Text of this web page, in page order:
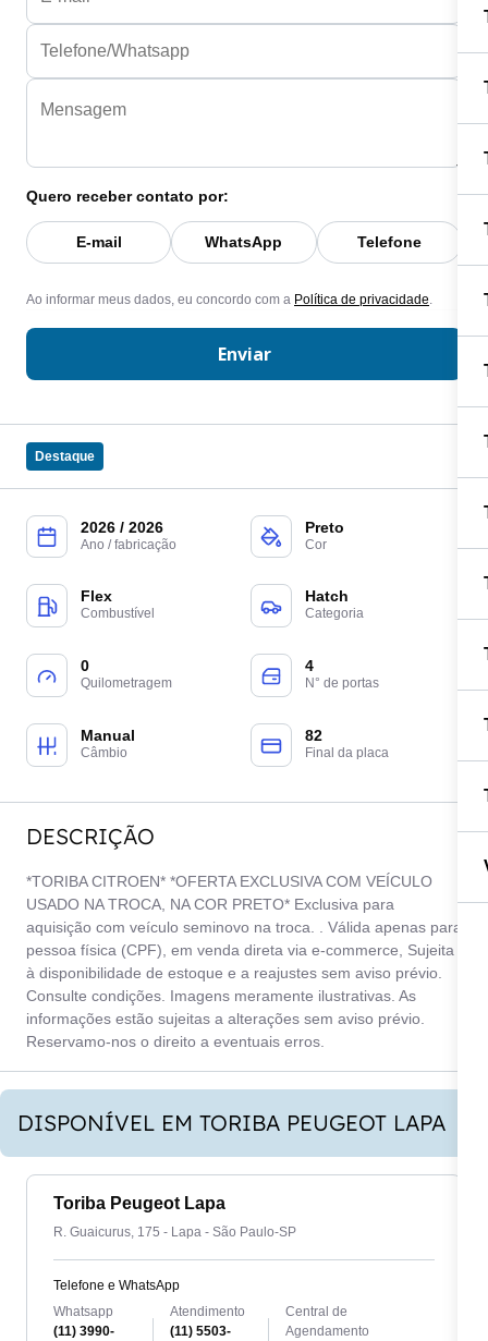
Destaque
2026 / 2026
Ano / fabricação
Preto
Cor
Flex
Combustível
Hatch
Categoria
0
Quilometragem
4
N° de portas
Manual
Câmbio
82
Final da placa
DESCRIÇÃO
*TORIBA CITROEN* *OFERTA EXCLUSIVA COM VEÍCULO
USADO NA TROCA, NA COR PRETO* Exclusiva para
aquisição com veículo seminovo na troca. . Válida apenas para
pessoa física (CPF), em venda direta via e-commerce, Sujeita
à disponibilidade de estoque e a reajustes sem aviso prévio.
Consulte condições. Imagens meramente ilustrativas. As
informações estão sujeitas a alterações sem aviso prévio.
Reservamo-nos o direito a eventuais erros.
DISPONÍVEL EM TORIBA PEUGEOT LAPA
Toriba Peugeot Lapa
R. Guaicurus, 175 - Lapa - São Paulo-SP
Telefone e WhatsApp
Whatsapp
(11) 3990-
Atendimento
(11) 5503-
Central de
Agendamento
Quero receber contato por:
E-mail WhatsApp Telefone
Ao informar meus dados, eu concordo com a Política de privacidade
Enviar